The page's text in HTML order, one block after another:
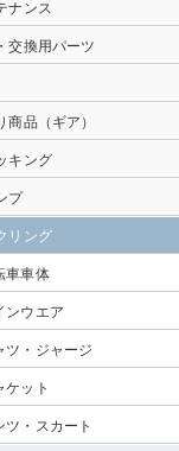
ナンス
交換用パーツ
商品（ギア）
キング
プ
リング
車車体
ンウエア
ツ・ジャージ
ケット
ツ・スカート